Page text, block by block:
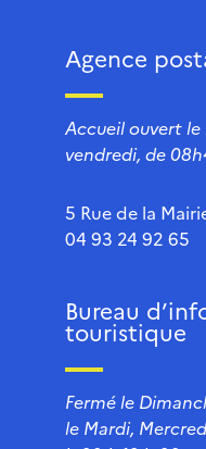
Agence
Accueil ouvert
vendredi, de
5 Rue de la
04 93 24 92 65
Bureau
touristique
Fermé le
le Mardi,